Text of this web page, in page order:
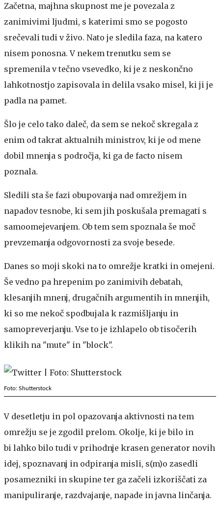
Začetna, majhna skupnost me je povezala z
zanimivimi ljudmi, s katerimi smo se pogosto
srečevali tudi v živo. Nato je sledila faza, na katero
nisem ponosna. V nekem trenutku sem se
spremenila v tečno vsevedko, ki je z neskončno
lahkotnostjo zapisovala in delila vsako misel, ki ji je
padla na pamet.
Šlo je celo tako daleč, da sem se nekoč skregala z
enim od takrat aktualnih ministrov, ki je od mene
dobil mnenja s področja, ki ga de facto nisem
poznala.
Sledili sta še fazi obupovanja nad omrežjem in
napadov tesnobe, ki sem jih poskušala premagati s
samoomejevanjem. Ob tem sem spoznala še moč
prevzemanja odgovornosti za svoje besede.
Danes so moji skoki na to omrežje kratki in omejeni.
Še vedno pa hrepenim po zanimivih debatah,
klesanjih mnenj, drugačnih argumentih in mnenjih,
ki so me nekoč spodbujala k razmišljanju in
samopreverjanju. Vse to je izhlapelo ob tisočerih
klikih na "mute" in "block".
Foto: Shutterstock
V desetletju in pol opazovanja aktivnosti na tem
omrežju se je zgodil prelom. Okolje, ki je bilo in
bi lahko bilo tudi v prihodnje krasen generator novih
idej, spoznavanj in odpiranja misli, s(m)o zasedli
posamezniki in skupine ter ga začeli izkoriščati za
manipuliranje, razdvajanje, napade in javna linčanja.